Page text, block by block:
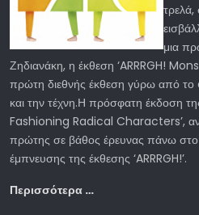
τρελά,
μια
Ζηδιανάκη, η έκθεση ‘ARRRGH!
πρώτη διεθνής έκθεση γύρω από
και την τέχνη.Η πρόσφατη έκδοση
Fashioning Radical Characters’,
πρώτης σε βάθος έρευνας πάνω στο
έμπνευσης της έκθεσης ‘ARRRGH!’.
Περισσότερα …